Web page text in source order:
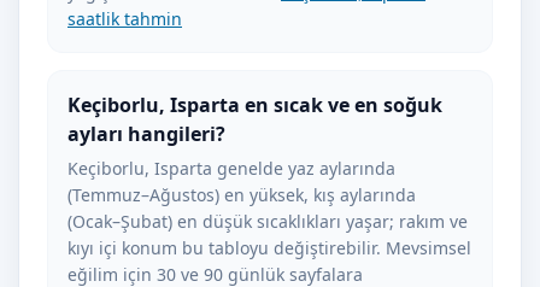
saatlik tahmin
Keçiborlu, Isparta en sıcak ve en soğuk
ayları hangileri?
Keçiborlu, Isparta genelde yaz aylarında
(Temmuz–Ağustos) en yüksek, kış aylarında
(Ocak–Şubat) en düşük sıcaklıkları yaşar; rakım ve
kıyı içi konum bu tabloyu değiştirebilir. Mevsimsel
eğilim için 30 ve 90 günlük sayfalara